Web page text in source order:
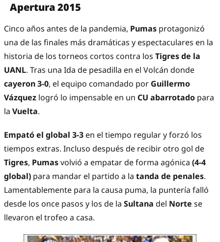
Apertura 2015
Cinco años antes de la pandemia, Pumas protagonizó
una de las finales más dramáticas y espectaculares en la
historia de los torneos cortos contra los Tigres de la
UANL. Tras una Ida de pesadilla en el Volcán donde
cayeron 3-0, el equipo comandado por Guillermo
Vázquez logró lo impensable en un CU abarrotado para
la Vuelta.
Empató el global 3-3 en el tiempo regular y forzó los
tiempos extras. Incluso después de recibir otro gol de
Tigres, Pumasvolvió a empatar de forma agónica (4-4
global) para mandar el partido a la tanda de penales.
Lamentablemente para la causa puma, la puntería falló
desde los once pasos y los de la Sultana del Norte se
llevaron el trofeo a casa.